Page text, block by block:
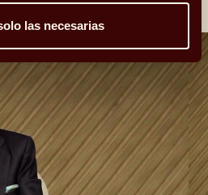
las necesarias